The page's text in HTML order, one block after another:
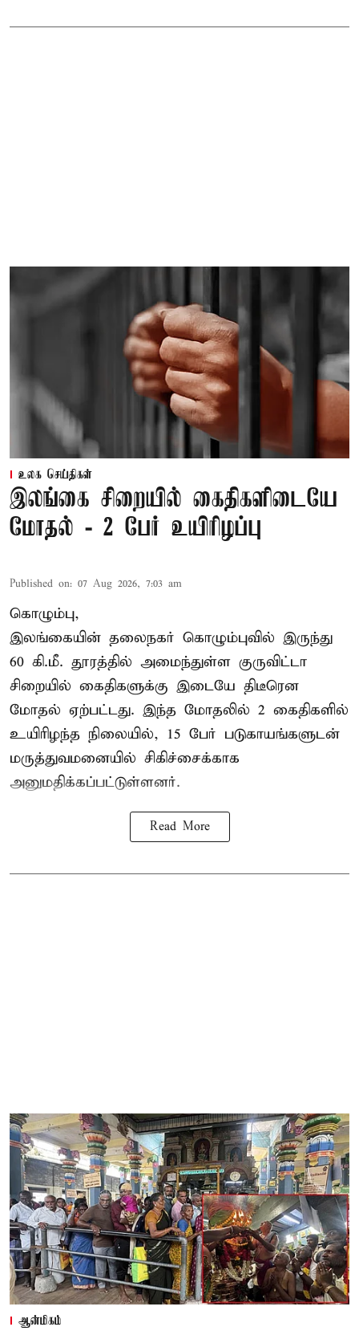
உலக செய்திகள்
இலங்கை சிறையில் கைதிகளிடையே
மோதல் - 2 பேர் உயிரிழப்பு
Published on: 07 Aug 2026, 7:03 am
கொழும்பு,
இலங்கையின் தலைநகர் கொழும்புவில் இருந்து
60 கி.மீ. தூரத்தில் அமைந்துள்ள குருவிட்டா
சிறையில் கைதிகளுக்கு இடையே திடீரென
மோதல் ஏற்பட்டது. இந்த மோதலில் 2 கைதிகளில்
உயிரிழந்த நிலையில், 15 பேர் படுகாயங்களுடன்
மருத்துவமனையில் சிகிச்சைக்காக
அனுமதிக்கப்பட்டுள்ளனர்.
Read More
ஆன்மிகம்